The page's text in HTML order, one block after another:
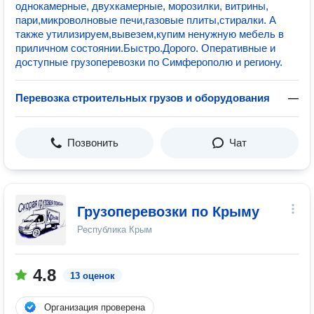
однокамерные, двухкамерные, морозилки, витрины,
пари,микроволновые печи,газовые плиты,стиралки. А
также утилизируем,вывезем,купим ненужную мебель в
приличном состоянии.Быстро.Дорого. Оперативные и
доступные грузоперевозки по Симферополю и региону.
Перевозка строительных грузов и оборудования —
Позвонить Чат
Грузоперевозки по Крыму
Республика Крым
4.8 13 оценок
Организация проверена